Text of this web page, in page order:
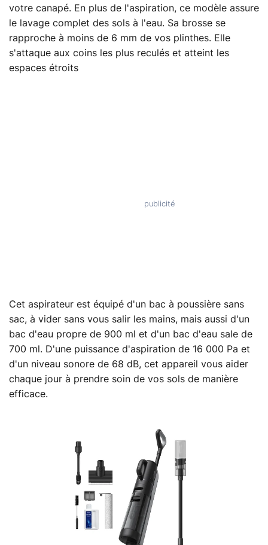
votre canapé. En plus de l'aspiration, ce modèle assure
le lavage complet des sols à l'eau. Sa brosse se
rapproche à moins de 6 mm de vos plinthes. Elle
s'attaque aux coins les plus reculés et atteint les
espaces étroits
Cet aspirateur est équipé d'un bac à poussière sans
sac, à vider sans vous salir les mains, mais aussi d'un
bac d'eau propre de 900 ml et d'un bac d'eau sale de
700 ml. D'une puissance d'aspiration de 16 000 Pa et
d'un niveau sonore de 68 dB, cet appareil vous aider
chaque jour à prendre soin de vos sols de manière
efficace.